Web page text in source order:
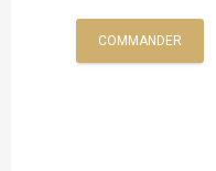
COMMANDER